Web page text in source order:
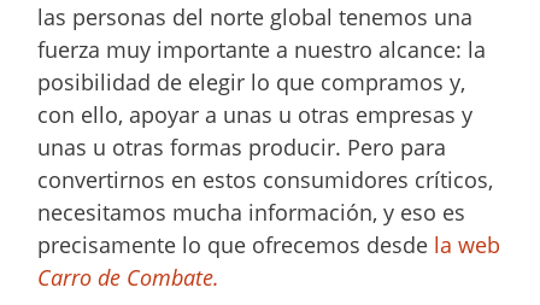
las personas del norte global tenemos una
fuerza muy importante a nuestro alcance: la
posibilidad de elegir lo que compramos y,
con ello, apoyar a unas u otras empresas y
unas u otras formas producir. Pero para
convertirnos en estos consumidores críticos,
necesitamos mucha información, y eso es
precisamente lo que ofrecemos desde la web
Carro de Combate.